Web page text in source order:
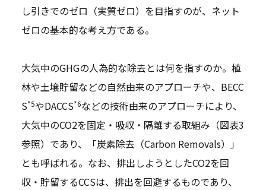
し引きでのゼロ（実質ゼロ）を目指すのが、ネット
ゼロの基本的な考え方である。
大気中のGHGの人為的な除去とは何を指すのか。植
林や土壌貯留などの自然由来のアプローチや、BECC
S*5やDACCS*6などの技術由来のアプローチにより、
大気中のCO2を固定・吸収・隔離する取組み（図表3
参照）であり、「炭素除去（Carbon Removals）」
とも呼ばれる。なお、排出しようとしたCO2を回
収・貯留するCCSは、排出を回避するものであり、